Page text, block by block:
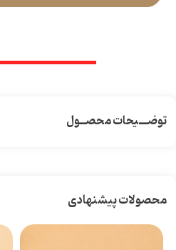
توضـــیحات محصــول
محصولات پیشنهادی